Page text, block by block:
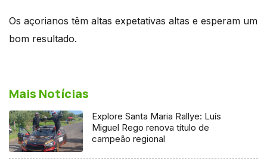
Os açorianos têm altas expetativas altas e esperam um
bom resultado.
Mais Notícias
Explore Santa Maria Rallye: Luís
Miguel Rego renova título de
campeão regional